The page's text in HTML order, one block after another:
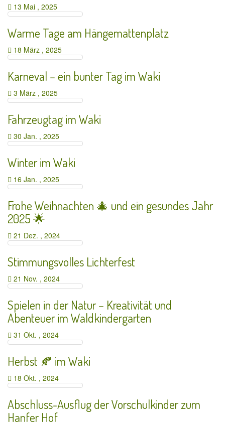
13 Mai , 2025
Warme Tage am Hängemattenplatz
18 März , 2025
Karneval – ein bunter Tag im Waki
3 März , 2025
Fahrzeugtag im Waki
30 Jan. , 2025
Winter im Waki
16 Jan. , 2025
Frohe Weihnachten 🎄 und ein gesundes Jahr
2025 🌟
21 Dez. , 2024
Stimmungsvolles Lichterfest
21 Nov. , 2024
Spielen in der Natur – Kreativität und
Abenteuer im Waldkindergarten
31 Okt. , 2024
Herbst 🍂 im Waki
18 Okt. , 2024
Abschluss-Ausflug der Vorschulkinder zum
Hanfer Hof